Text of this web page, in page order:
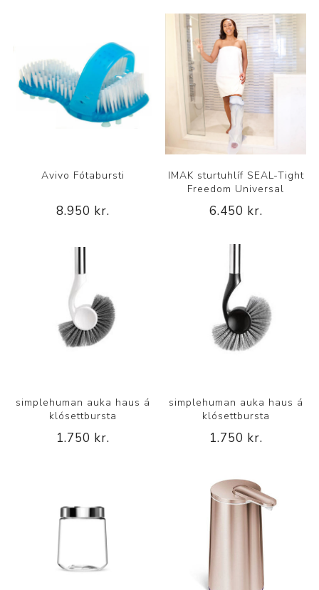
Avivo Fótabursti
8.950 kr.
IMAK sturtuhlíf SEAL-Tight
Freedom Universal
6.450 kr.
simplehuman auka haus á
klósettbursta
1.750 kr.
simplehuman auka haus á
klósettbursta
1.750 kr.